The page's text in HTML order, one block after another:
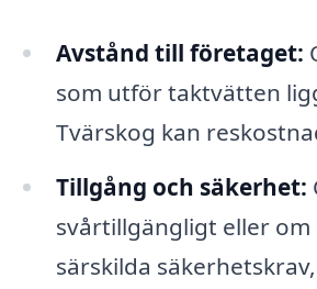
Avstånd till företaget:
som utför taktvätten
Tvärskog kan
Tillgång och säkerhet:
svårtillgängligt eller
särskilda